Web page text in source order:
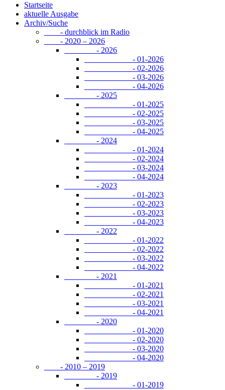
Startseite
aktuelle Ausgabe
Archiv/Suche
- durchblick im Radio
- 2020 – 2026
- 2026
- 01-2026
- 02-2026
- 03-2026
- 04-2026
- 2025
- 01-2025
- 02-2025
- 03-2025
- 04-2025
- 2024
- 01-2024
- 02-2024
- 03-2024
- 04-2024
- 2023
- 01-2023
- 02-2023
- 03-2023
- 04-2023
- 2022
- 01-2022
- 02-2022
- 03-2022
- 04-2022
- 2021
- 01-2021
- 02-2021
- 03-2021
- 04-2021
- 2020
- 01-2020
- 02-2020
- 03-2020
- 04-2020
- 2010 – 2019
- 2019
- 01-2019